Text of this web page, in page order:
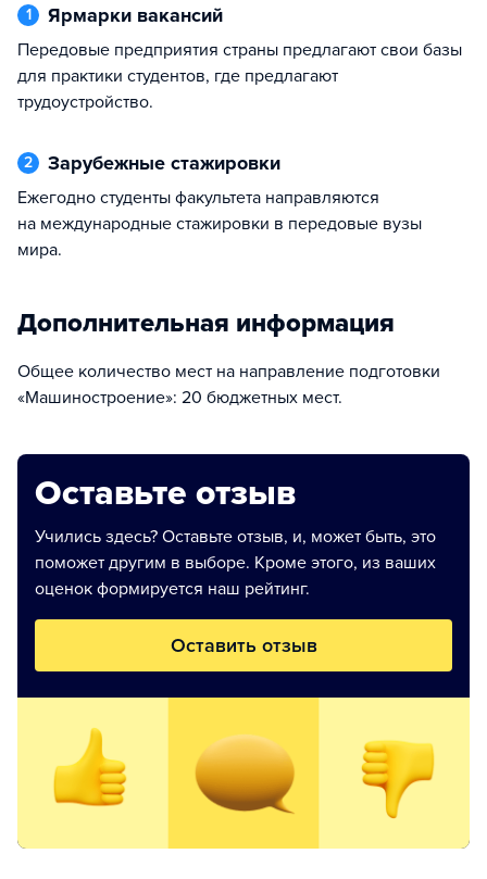
1 Ярмарки вакансий
Передовые предприятия страны предлагают свои базы
для практики студентов, где предлагают
трудоустройство.
2 Зарубежные стажировки
Ежегодно студенты факультета направляются
на международные стажировки в передовые вузы
мира.
Дополнительная информация
Общее количество мест на направление подготовки
«Машиностроение»: 20 бюджетных мест.
Оставьте отзыв
Учились здесь? Оставьте отзыв, и, может быть, это
поможет другим в выборе. Кроме этого, из ваших
оценок формируется наш рейтинг.
Оставить отзыв